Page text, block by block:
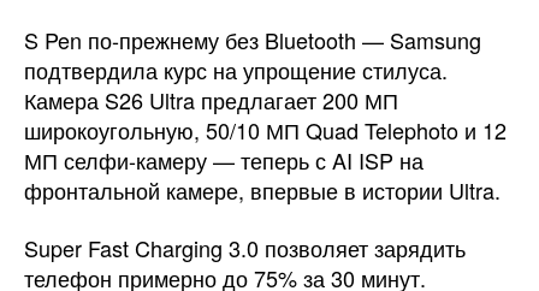
S Pen по-прежнему без Bluetooth — Samsung
подтвердила курс на упрощение стилуса.
Камера S26 Ultra предлагает 200 МП
широкоугольную, 50/10 МП Quad Telephoto и 12
МП селфи-камеру — теперь с AI ISP на
фронтальной камере, впервые в истории Ultra.
Super Fast Charging 3.0 позволяет зарядить
телефон примерно до 75% за 30 минут.